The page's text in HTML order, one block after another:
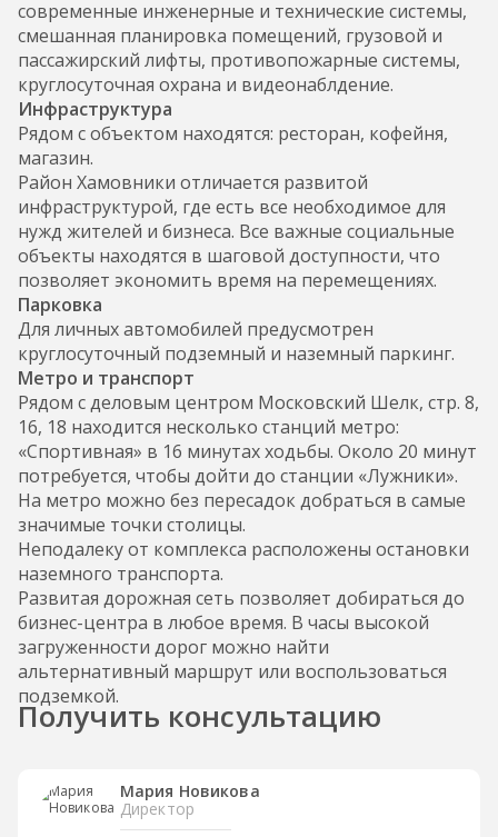
современные инженерные и технические системы,
смешанная планировка помещений, грузовой и
пассажирский лифты, противопожарные системы,
круглосуточная охрана и видеонаблдение.
Инфраструктура
Рядом с объектом находятся: ресторан, кофейня,
магазин.
Район Хамовники отличается развитой
инфраструктурой, где есть все необходимое для
нужд жителей и бизнеса. Все важные социальные
объекты находятся в шаговой доступности, что
позволяет экономить время на перемещениях.
Парковка
Для личных автомобилей предусмотрен
круглосуточный подземный и наземный паркинг.
Метро и транспорт
Рядом с деловым центром Московский Шелк, стр. 8,
16, 18 находится несколько станций метро:
«Спортивная» в 16 минутах ходьбы. Около 20 минут
потребуется, чтобы дойти до станции «Лужники».
На метро можно без пересадок добраться в самые
значимые точки столицы.
Неподалеку от комплекса расположены остановки
наземного транспорта.
Развитая дорожная сеть позволяет добираться до
бизнес-центра в любое время. В часы высокой
загруженности дорог можно найти
альтернативный маршрут или воспользоваться
подземкой.
Получить консультацию
Мария Новикова
Директор